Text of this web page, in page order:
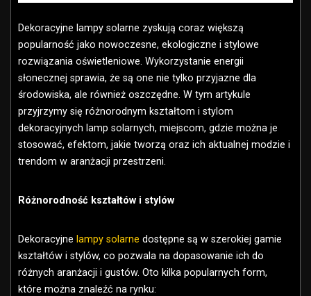
Dekoracyjne lampy solarne zyskują coraz większą
popularność jako nowoczesne, ekologiczne i stylowe
rozwiązania oświetleniowe. Wykorzystanie energii
słonecznej sprawia, że są one nie tylko przyjazne dla
środowiska, ale również oszczędne. W tym artykule
przyjrzymy się różnorodnym kształtom i stylom
dekoracyjnych lamp solarnych, miejscom, gdzie można je
stosować, efektom, jakie tworzą oraz ich aktualnej modzie i
trendom w aranżacji przestrzeni.
Różnorodność kształtów i stylów
Dekoracyjne lampy solarne dostępne są w szerokiej gamie
kształtów i stylów, co pozwala na dopasowanie ich do
różnych aranżacji i gustów. Oto kilka popularnych form,
które można znaleźć na rynku: